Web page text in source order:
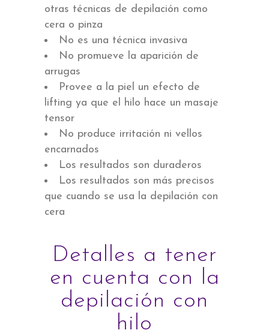
otras técnicas de depilación como
cera o pinza
No es una técnica invasiva
No promueve la aparición de
arrugas
Provee a la piel un efecto de
lifting ya que el hilo hace un masaje
tensor
No produce irritación ni vellos
encarnados
Los resultados son duraderos
Los resultados son más precisos
que cuando se usa la depilación con
cera
Detalles a tener
en cuenta con la
depilación con
hilo